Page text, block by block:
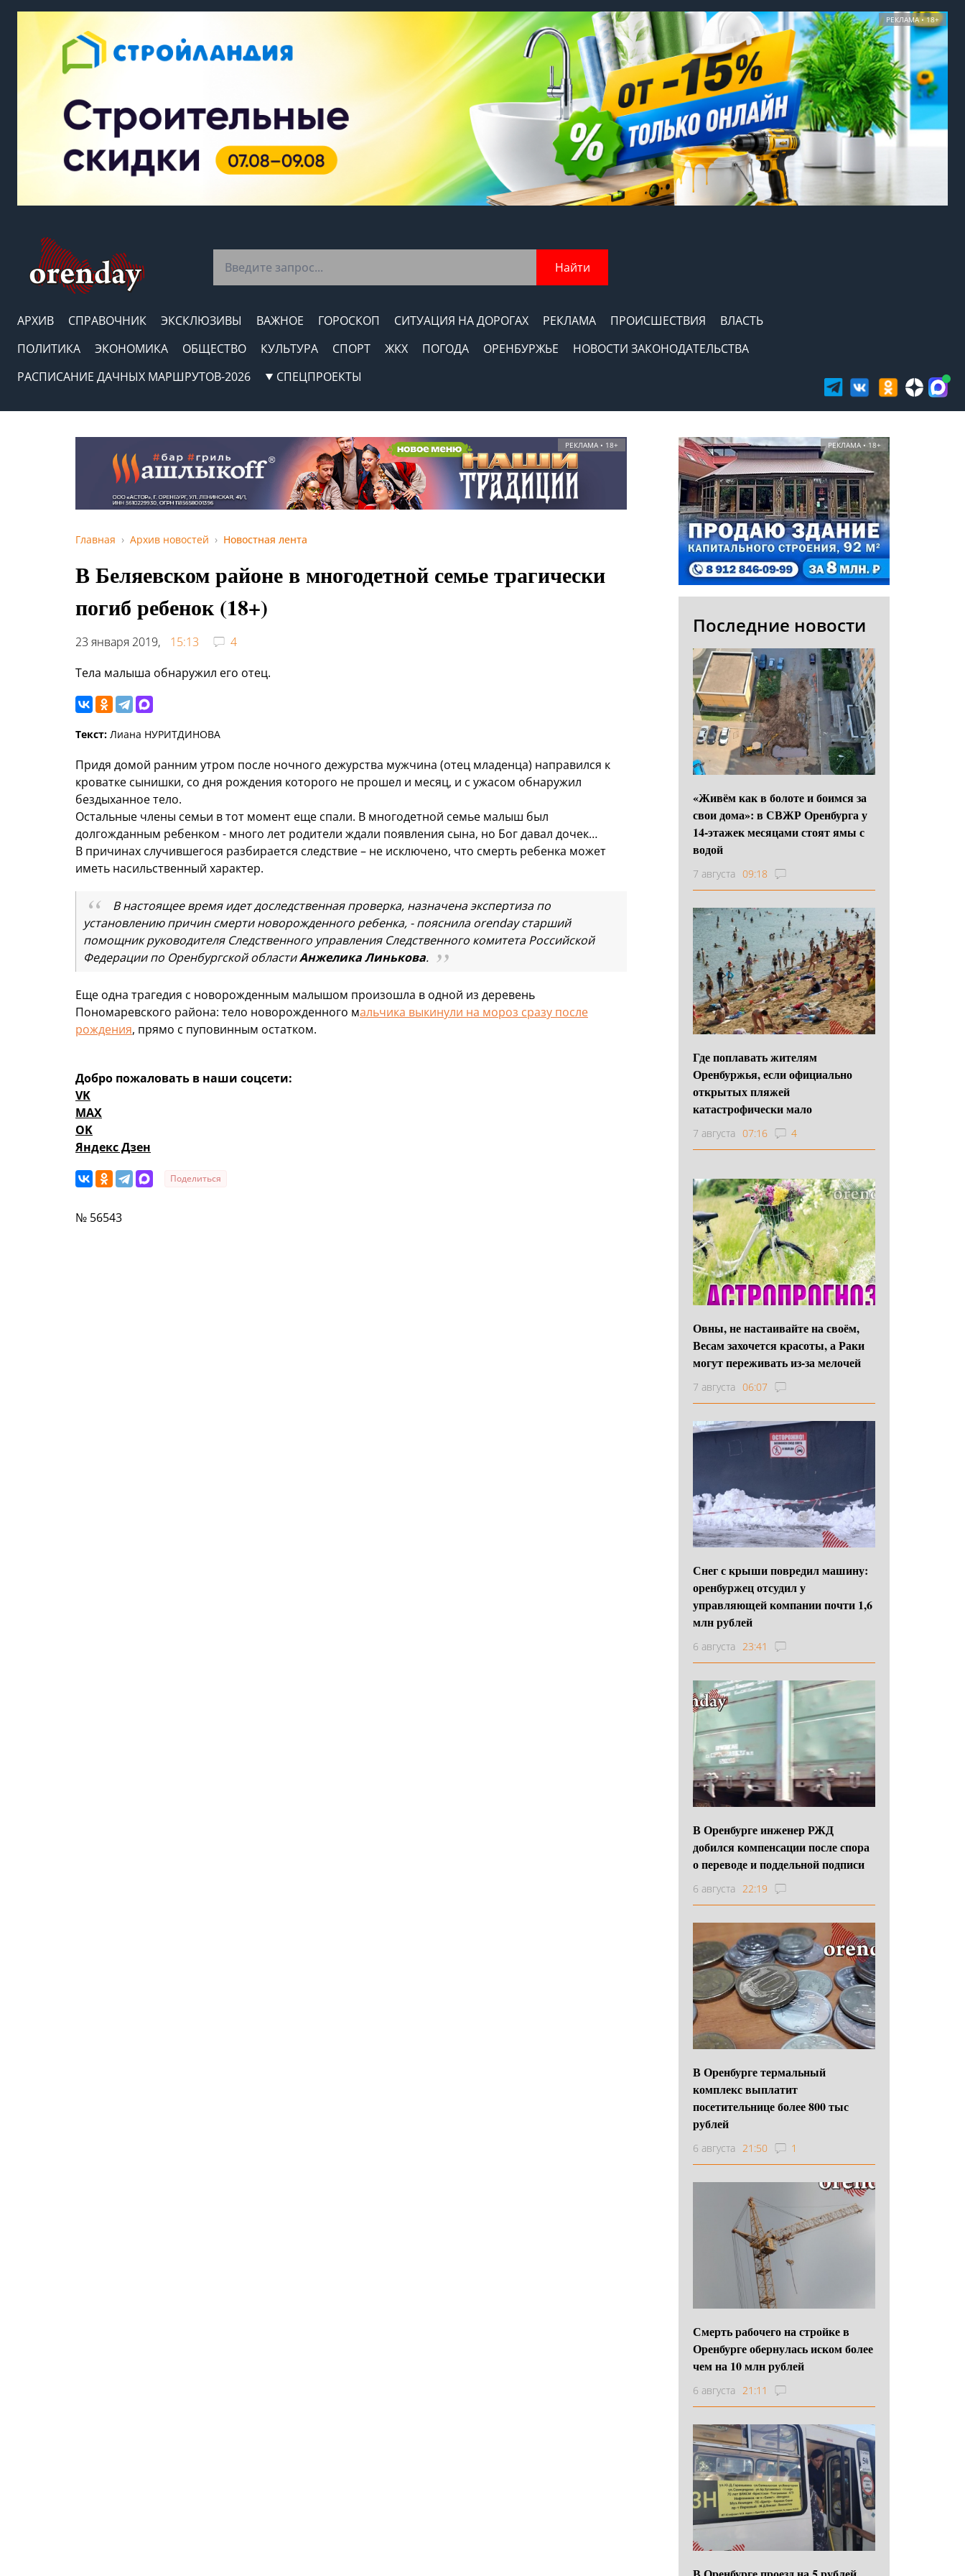
РЕКЛАМА • 18+
Найти
АРХИВ СПРАВОЧНИК ЭКСКЛЮЗИВЫ ВАЖНОЕ ГОРОСКОП СИТУАЦИЯ НА ДОРОГАХ РЕКЛАМА ПРОИСШЕСТВИЯ
ВЛАСТЬ
ПОЛИТИКА
ЭКОНОМИКА ОБЩЕСТВО КУЛЬТУРА СПОРТ ЖКХ ПОГОДА ОРЕНБУРЖЬЕ
НОВОСТИ ЗАКОНОДАТЕЛЬСТВА
РАСПИСАНИЕ ДАЧНЫХ МАРШРУТОВ-2026
СПЕЦПРОЕКТЫ
РЕКЛАМА • 18+
Главная Архив новостей Новостная лента
В Беляевском районе в многодетной семье трагически
погиб ребенок (18+)
23 января 2019, 15:13
4
Тела малыша обнаружил его отец.
Текст: Лиана НУРИТДИНОВА
Придя домой ранним утром после ночного дежурства мужчина (отец младенца) направился к
кроватке сынишки, со дня рождения которого не прошел и месяц, и с ужасом обнаружил
бездыханное тело.
Остальные члены семьи в тот момент еще спали. В многодетной семье малыш был
долгожданным ребенком - много лет родители ждали появления сына, но Бог давал дочек…
В причинах случившегося разбирается следствие – не исключено, что смерть ребенка может
иметь насильственный характер.
В настоящее время идет доследственная проверка, назначена экспертиза по
установлению причин смерти новорожденного ребенка, - пояснила orenday старший
помощник руководителя Следственного управления Следственного комитета Российской
Федерации по Оренбургской областиАнжелика Линькова.
Еще одна трагедия с новорожденным малышом произошла в одной из деревень
Пономаревского района: тело новорожденного мальчика выкинули на мороз сразу после
рождения, прямо с пуповинным остатком.
Добро пожаловать в наши соцсети:
VK
MAX
OK
Яндекс Дзен
Поделиться
№ 56543
РЕКЛАМА • 18+
Последние новости
«Живём как в болоте и боимся за
свои дома»: в СВЖР Оренбурга у
14-этажек месяцами стоят ямы с
водой
7 августа 09:18
Где поплавать жителям
Оренбуржья, если официально
открытых пляжей
катастрофически мало
7 августа 07:16 4
Овны, не настаивайте на своём,
Весам захочется красоты, а Раки
могут переживать из-за мелочей
7 августа 06:07
Снег с крыши повредил машину:
оренбуржец отсудил у
управляющей компании почти 1,6
млн рублей
6 августа 23:41
В Оренбурге инженер РЖД
добился компенсации после спора
о переводе и поддельной подписи
6 августа 22:19
В Оренбурге термальный
комплекс выплатит
посетительнице более 800 тыс
рублей
6 августа 21:50 1
Смерть рабочего на стройке в
Оренбурге обернулась иском более
чем на 10 млн рублей
6 августа 21:11